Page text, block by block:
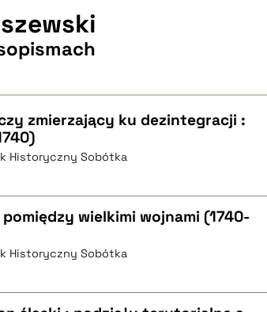
zmierzający ku dezintegracji :
Historyczny Sobótka
wielkimi wojnami (1740-
Historyczny Sobótka